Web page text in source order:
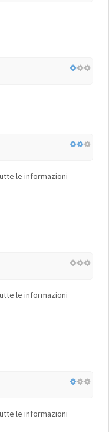
le informazioni
le informazioni
le informazioni